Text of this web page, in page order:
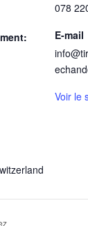
078
E-mail
Voir le